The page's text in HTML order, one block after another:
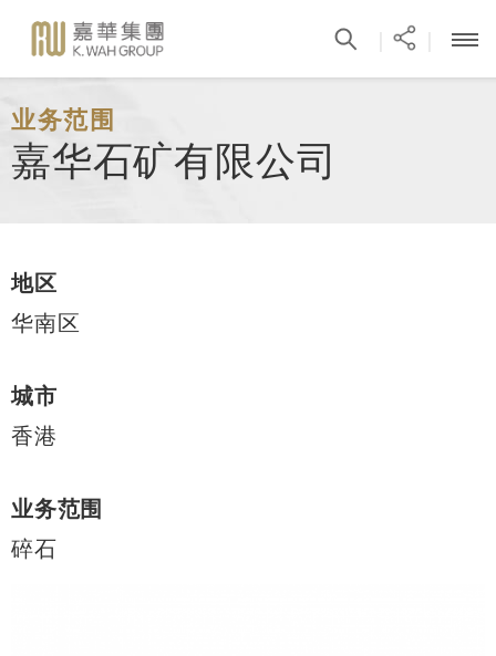
业务范围
嘉华石矿有限公司
地区
华南区
城市
香港
业务范围
碎石